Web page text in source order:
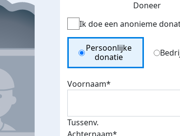
Doneer
Ik doe een anonieme
Donation Type
Persoonlijke
donatie
Voornaam*
Tussenv.